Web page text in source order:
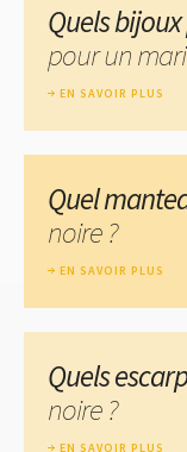
Quels
pour un
EN SAVOIR PLUS
Quel
noire ?
EN SAVOIR PLUS
Quels
noire ?
EN SAVOIR PLUS